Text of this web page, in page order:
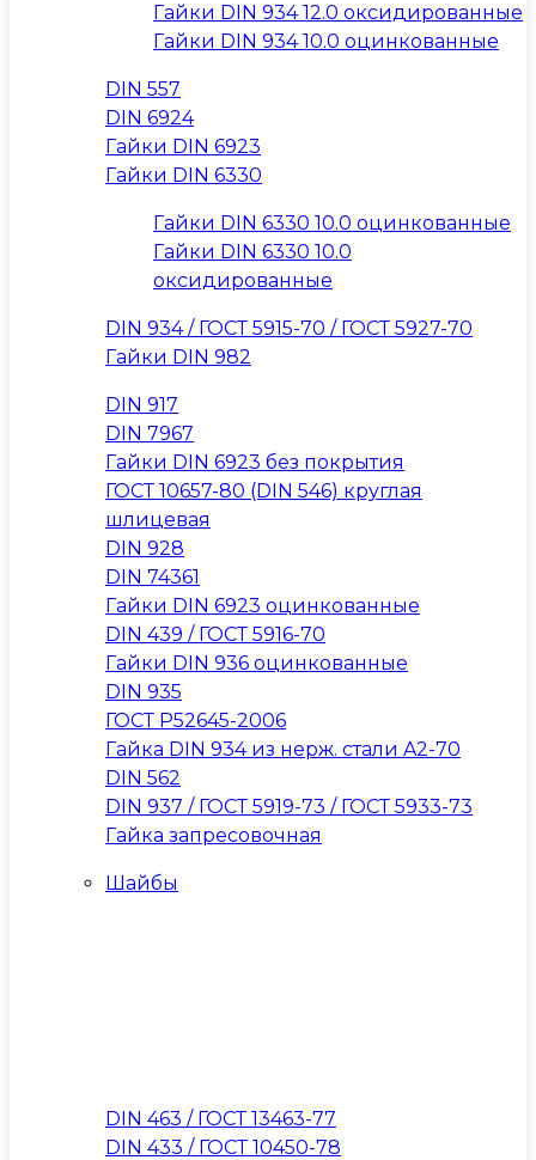
Гайки DIN 934 12.0 оксидированные
Гайки DIN 934 10.0 оцинкованные
DIN 557
DIN 6924
Гайки DIN 6923
Гайки DIN 6330
Гайки DIN 6330 10.0 оцинкованные
Гайки DIN 6330 10.0
оксидированные
DIN 934 / ГОСТ 5915-70 / ГОСТ 5927-70
Гайки DIN 982
DIN 917
DIN 7967
Гайки DIN 6923 без покрытия
ГОСТ 10657-80 (DIN 546) круглая
шлицевая
DIN 928
DIN 74361
Гайки DIN 6923 оцинкованные
DIN 439 / ГОСТ 5916-70
Гайки DIN 936 оцинкованные
DIN 935
ГОСТ Р52645-2006
Гайка DIN 934 из нерж. стали A2-70
DIN 562
DIN 937 / ГОСТ 5919-73 / ГОСТ 5933-73
Гайка запресовочная
Шайбы
DIN 463 / ГОСТ 13463-77
DIN 433 / ГОСТ 10450-78